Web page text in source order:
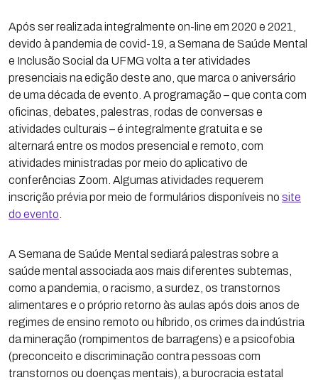
Após ser realizada integralmente on-line em 2020 e 2021,
devido à pandemia de covid-19, a Semana de Saúde Mental
e Inclusão Social da UFMG volta a ter atividades
presenciais na edição deste ano, que marca o aniversário
de uma década de evento. A programação – que conta com
oficinas, debates, palestras, rodas de conversas e
atividades culturais – é integralmente gratuita e se
alternará entre os modos presencial e remoto, com
atividades ministradas por meio do aplicativo de
conferências Zoom. Algumas atividades requerem
inscrição prévia por meio de formulários disponíveis no site
do evento
A Semana de Saúde Mental sediará palestras sobre a
saúde mental associada aos mais diferentes subtemas,
como a pandemia, o racismo, a surdez, os transtornos
alimentares e o próprio retorno às aulas após dois anos de
regimes de ensino remoto ou híbrido, os crimes da indústria
da mineração (rompimentos de barragens) e a psicofobia
(preconceito e discriminação contra pessoas com
transtornos ou doenças mentais), a burocracia estatal